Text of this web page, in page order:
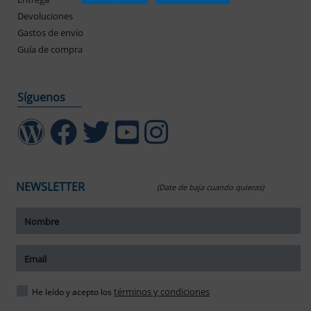
Devoluciones
Gastos de envío
Guía de compra
Síguenos
NEWSLETTER (Date de baja cuando quieras)
He leído y acepto los términos y condiciones
tamaño del texto
del texto
espaciado del texto